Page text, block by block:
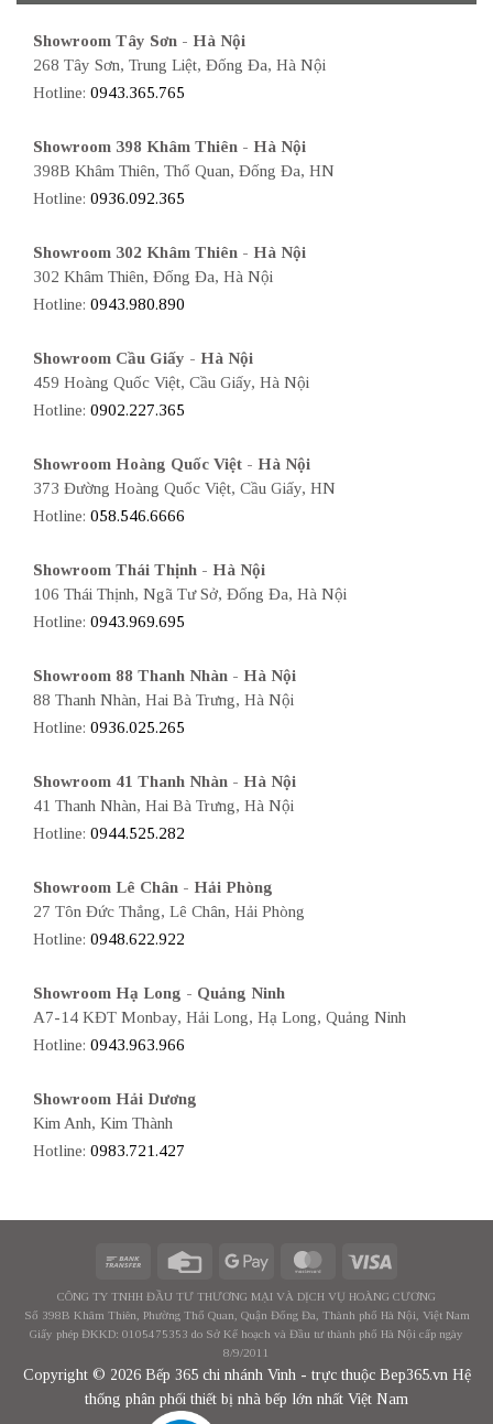
Showroom Tây Sơn - Hà Nội
268 Tây Sơn, Trung Liệt, Đống Đa, Hà Nội
Hotline: 0943.365.765
Showroom 398 Khâm Thiên - Hà Nội
398B Khâm Thiên, Thổ Quan, Đống Đa, HN
Hotline: 0936.092.365
Showroom 302 Khâm Thiên - Hà Nội
302 Khâm Thiên, Đống Đa, Hà Nội
Hotline: 0943.980.890
Showroom Cầu Giấy - Hà Nội
459 Hoàng Quốc Việt, Cầu Giấy, Hà Nội
Hotline: 0902.227.365
Showroom Hoàng Quốc Việt - Hà Nội
373 Đường Hoàng Quốc Việt, Cầu Giấy, HN
Hotline: 058.546.6666
Showroom Thái Thịnh - Hà Nội
106 Thái Thịnh, Ngã Tư Sở, Đống Đa, Hà Nội
Hotline: 0943.969.695
Showroom 88 Thanh Nhàn - Hà Nội
88 Thanh Nhàn, Hai Bà Trưng, Hà Nội
Hotline: 0936.025.265
Showroom 41 Thanh Nhàn - Hà Nội
41 Thanh Nhàn, Hai Bà Trưng, Hà Nội
Hotline: 0944.525.282
Showroom Lê Chân - Hải Phòng
27 Tôn Đức Thắng, Lê Chân, Hải Phòng
Hotline: 0948.622.922
Showroom Hạ Long - Quảng Ninh
A7-14 KĐT Monbay, Hải Long, Hạ Long, Quảng Ninh
Hotline: 0943.963.966
Showroom Hải Dương
Kim Anh, Kim Thành
Hotline: 0983.721.427
CÔNG TY TNHH ĐẦU TƯ THƯƠNG MẠI VÀ DỊCH VỤ HOÀNG CƯƠNG
Số 398B Khâm Thiên, Phường Thổ Quan, Quận Đống Đa, Thành phố Hà Nội, Việt Nam
Giấy phép ĐKKD: 0105475353 do Sở Kế hoạch và Đầu tư thành phố Hà Nội cấp ngày
8/9/2011
Copyright © 2026 Bếp 365 chi nhánh Vinh - trực thuộc Bep365.vn Hệ
thống phân phối thiết bị nhà bếp lớn nhất Việt Nam